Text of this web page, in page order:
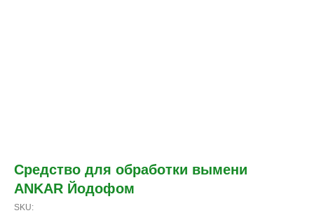
Средство для обработки вымени
ANKAR Йодофом
SKU: